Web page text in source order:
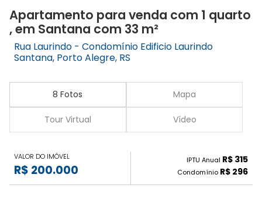
Apartamento para venda com 1 quarto
, em Santana com 33 m²
Rua Laurindo - Condomínio Edificio Laurindo
Santana, Porto Alegre, RS
8 Fotos Mapa
Tour Virtual Vídeo
VALOR DO IMÓVEL
R$ 200.000
IPTU Anual R$ 315
Condomínio R$ 296